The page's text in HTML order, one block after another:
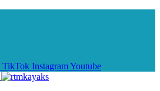
TikTok InstagramYoutube